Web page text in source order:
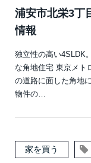
浦安市北栄3
情報
独立性の高い4SLDK
な角地住宅 東京メト
の道路に面した角地
物件の…
家を買う